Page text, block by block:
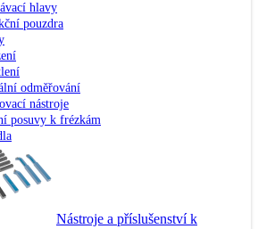
hlavy
pouzdra
odměřování
nástroje
posuvy k frézkám
Nástroje a příslušenství k